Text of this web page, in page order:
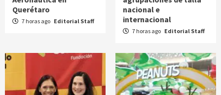
Querétaro
7 horas ago Editorial Staff
nacional e
internacional
7 horas ago Editorial Staff